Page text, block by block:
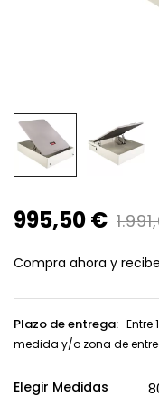
995,50 €
Compra ahora y
Plazo de entrega: Entre
medida y/o zona de
Elegir Medidas